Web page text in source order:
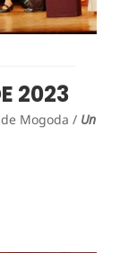
2023
Mogoda / Un